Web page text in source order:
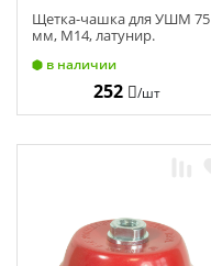
Щетка-чашка для УШМ 75
мм, М14, латунир.
"Hardcore" 202075
в наличии
252 /шт